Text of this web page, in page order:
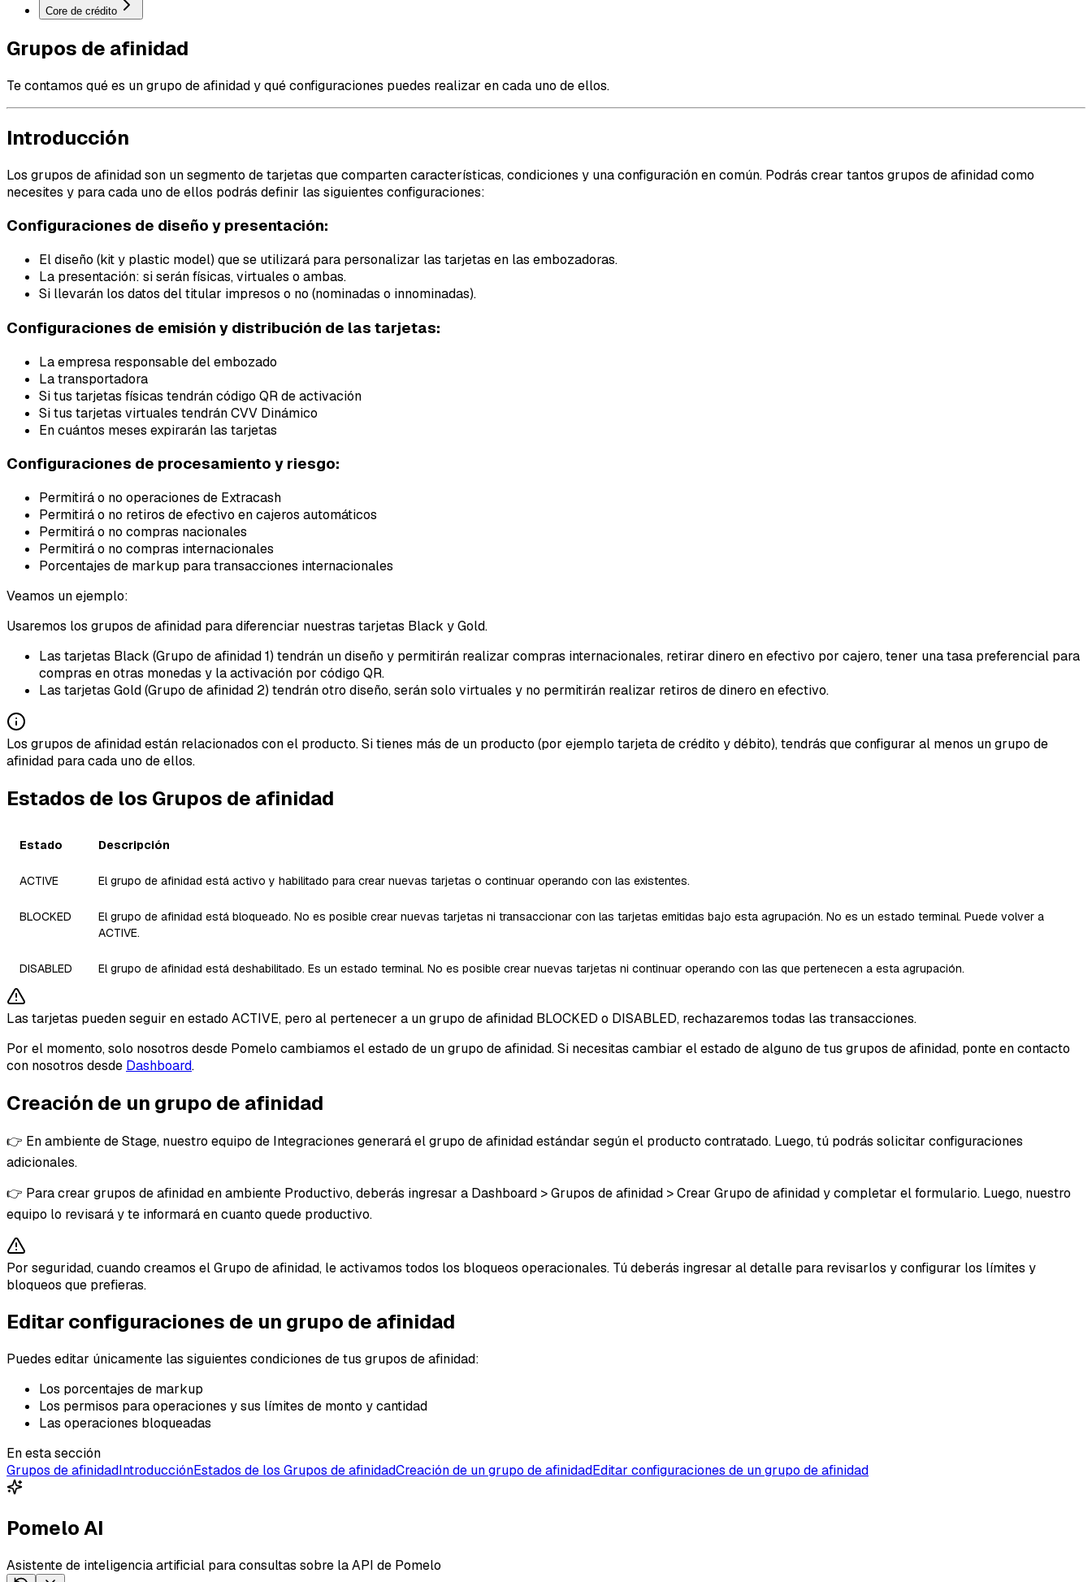
Core de crédito
Grupos de afinidad
Te contamos qué es un grupo de afinidad y qué configuraciones puedes realizar en cada uno de ellos.
Introducción
Los grupos de afinidad son un segmento de tarjetas que comparten características, condiciones y una configuración en común. Podrás crear tantos grupos de afinidad como
necesites y para cada uno de ellos podrás definir las siguientes configuraciones:
Configuraciones de diseño y presentación:
El diseño (kit y plastic model) que se utilizará para personalizar las tarjetas en las embozadoras.
La presentación: si serán físicas, virtuales o ambas.
Si llevarán los datos del titular impresos o no (nominadas o innominadas).
Configuraciones de emisión y distribución de las tarjetas:
La empresa responsable del embozado
La transportadora
Si tus tarjetas físicas tendrán código QR de activación
Si tus tarjetas virtuales tendrán CVV Dinámico
En cuántos meses expirarán las tarjetas
Configuraciones de procesamiento y riesgo:
Permitirá o no operaciones de Extracash
Permitirá o no retiros de efectivo en cajeros automáticos
Permitirá o no compras nacionales
Permitirá o no compras internacionales
Porcentajes de markup para transacciones internacionales
Veamos un ejemplo:
Usaremos los grupos de afinidad para diferenciar nuestras tarjetas Black y Gold.
Las tarjetas Black (Grupo de afinidad 1) tendrán un diseño y permitirán realizar compras internacionales, retirar dinero en efectivo por cajero, tener una tasa preferencial para
compras en otras monedas y la activación por código QR.
Las tarjetas Gold (Grupo de afinidad 2) tendrán otro diseño, serán solo virtuales y no permitirán realizar retiros de dinero en efectivo.
Los grupos de afinidad están relacionados con el producto. Si tienes más de un producto (por ejemplo tarjeta de crédito y débito), tendrás que configurar al menos un grupo de
afinidad para cada uno de ellos.
Estados de los Grupos de afinidad
Estado Descripción
ACTIVE El grupo de afinidad está activo y habilitado para crear nuevas tarjetas o continuar operando con las existentes.
BLOCKED
El grupo de afinidad está bloqueado. No es posible crear nuevas tarjetas ni transaccionar con las tarjetas emitidas bajo esta agrupación. No es un estado terminal. Puede volver a
ACTIVE.
DISABLED El grupo de afinidad está deshabilitado. Es un estado terminal. No es posible crear nuevas tarjetas ni continuar operando con las que pertenecen a esta agrupación.
Las tarjetas pueden seguir en estado ACTIVE, pero al pertenecer a un grupo de afinidad BLOCKED o DISABLED, rechazaremos todas las transacciones.
Por el momento, solo nosotros desde Pomelo cambiamos el estado de un grupo de afinidad. Si necesitas cambiar el estado de alguno de tus grupos de afinidad, ponte en contacto
con nosotros desde Dashboard.
Creación de un grupo de afinidad
👉 En ambiente de Stage, nuestro equipo de Integraciones generará el grupo de afinidad estándar según el producto contratado. Luego, tú podrás solicitar configuraciones
adicionales.
👉 Para crear grupos de afinidad en ambiente Productivo, deberás ingresar a Dashboard > Grupos de afinidad > Crear Grupo de afinidad y completar el formulario. Luego, nuestro
equipo lo revisará y te informará en cuanto quede productivo.
Por seguridad, cuando creamos el Grupo de afinidad, le activamos todos los bloqueos operacionales. Tú deberás ingresar al detalle para revisarlos y configurar los límites y
bloqueos que prefieras.
Editar configuraciones de un grupo de afinidad
Puedes editar únicamente las siguientes condiciones de tus grupos de afinidad:
Los porcentajes de markup
Los permisos para operaciones y sus límites de monto y cantidad
Las operaciones bloqueadas
En esta sección
Grupos de afinidadIntroducciónEstados de los Grupos de afinidadCreación de un grupo de afinidadEditar configuraciones de un grupo de afinidad
Pomelo AI
Asistente de inteligencia artificial para consultas sobre la API de Pomelo